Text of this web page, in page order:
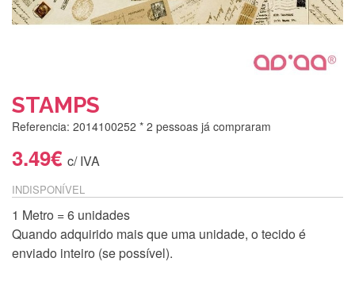
STAMPS
Referencia: 2014100252 * 2 pessoas já compraram
3.49€ c/ IVA
INDISPONÍVEL
1 Metro = 6 unidades
Quando adquirido mais que uma unidade, o tecido é
enviado inteiro (se possível).